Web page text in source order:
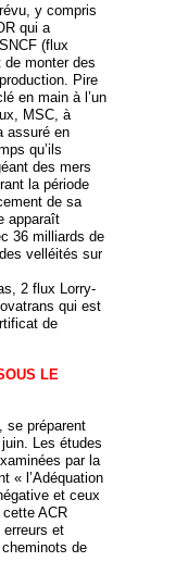
y compris
qui a
(flux
monter des
Pire
en main à l’un
MSC, à
assuré en
qu’ils
des mers
la période
de sa
apparaît
36 milliards de
velléités sur
2 flux Lorry-
qui est
de
LE
se préparent
Les études
par la
« l’Adéquation
et ceux
ACR
erreurs et
de